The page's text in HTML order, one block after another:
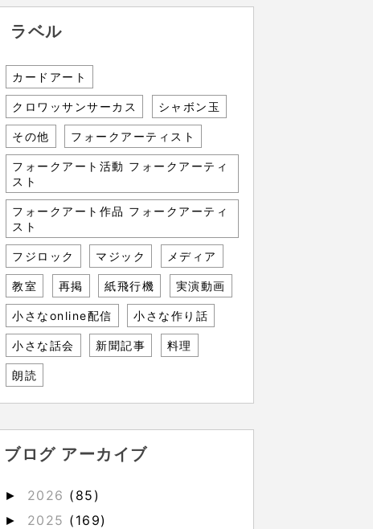
ラベル
カードアート
クロワッサンサーカス シャボン玉
その他 フォークアーティスト
フォークアート活動 フォークアーティ
スト
フォークアート作品 フォークアーティ
スト
フジロック マジック メディア
教室 再掲 紙飛行機 実演動画
小さなonline配信 小さな作り話
小さな話会 新聞記事 料理
朗読
ブログ アーカイブ
► 2026 (85)
► 2025 (169)